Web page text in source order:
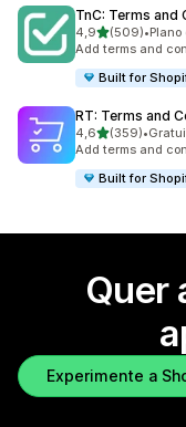
TnC: Terms and
4,9de 5 estrelas
(509)
509 total de•
Add terms and
Built for
RT: Terms and
4,6de 5 estrelas
(359)
359 total de•
Add terms and
Built for
Quer
Experimente a